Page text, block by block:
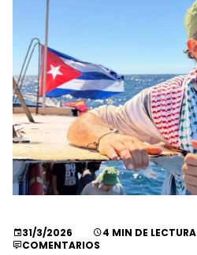
31/3/2026 4 MIN DE LECTURA
COMENTARIOS